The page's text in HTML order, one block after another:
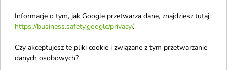
Pastel
Pharmaceris
Informacje o tym, jak Google przetwarza dane, znajdziesz tutaj:
https://business.safety.google/privacy/.
Czy akceptujesz te pliki cookie i związane z tym przetwarzanie
danych osobowych?